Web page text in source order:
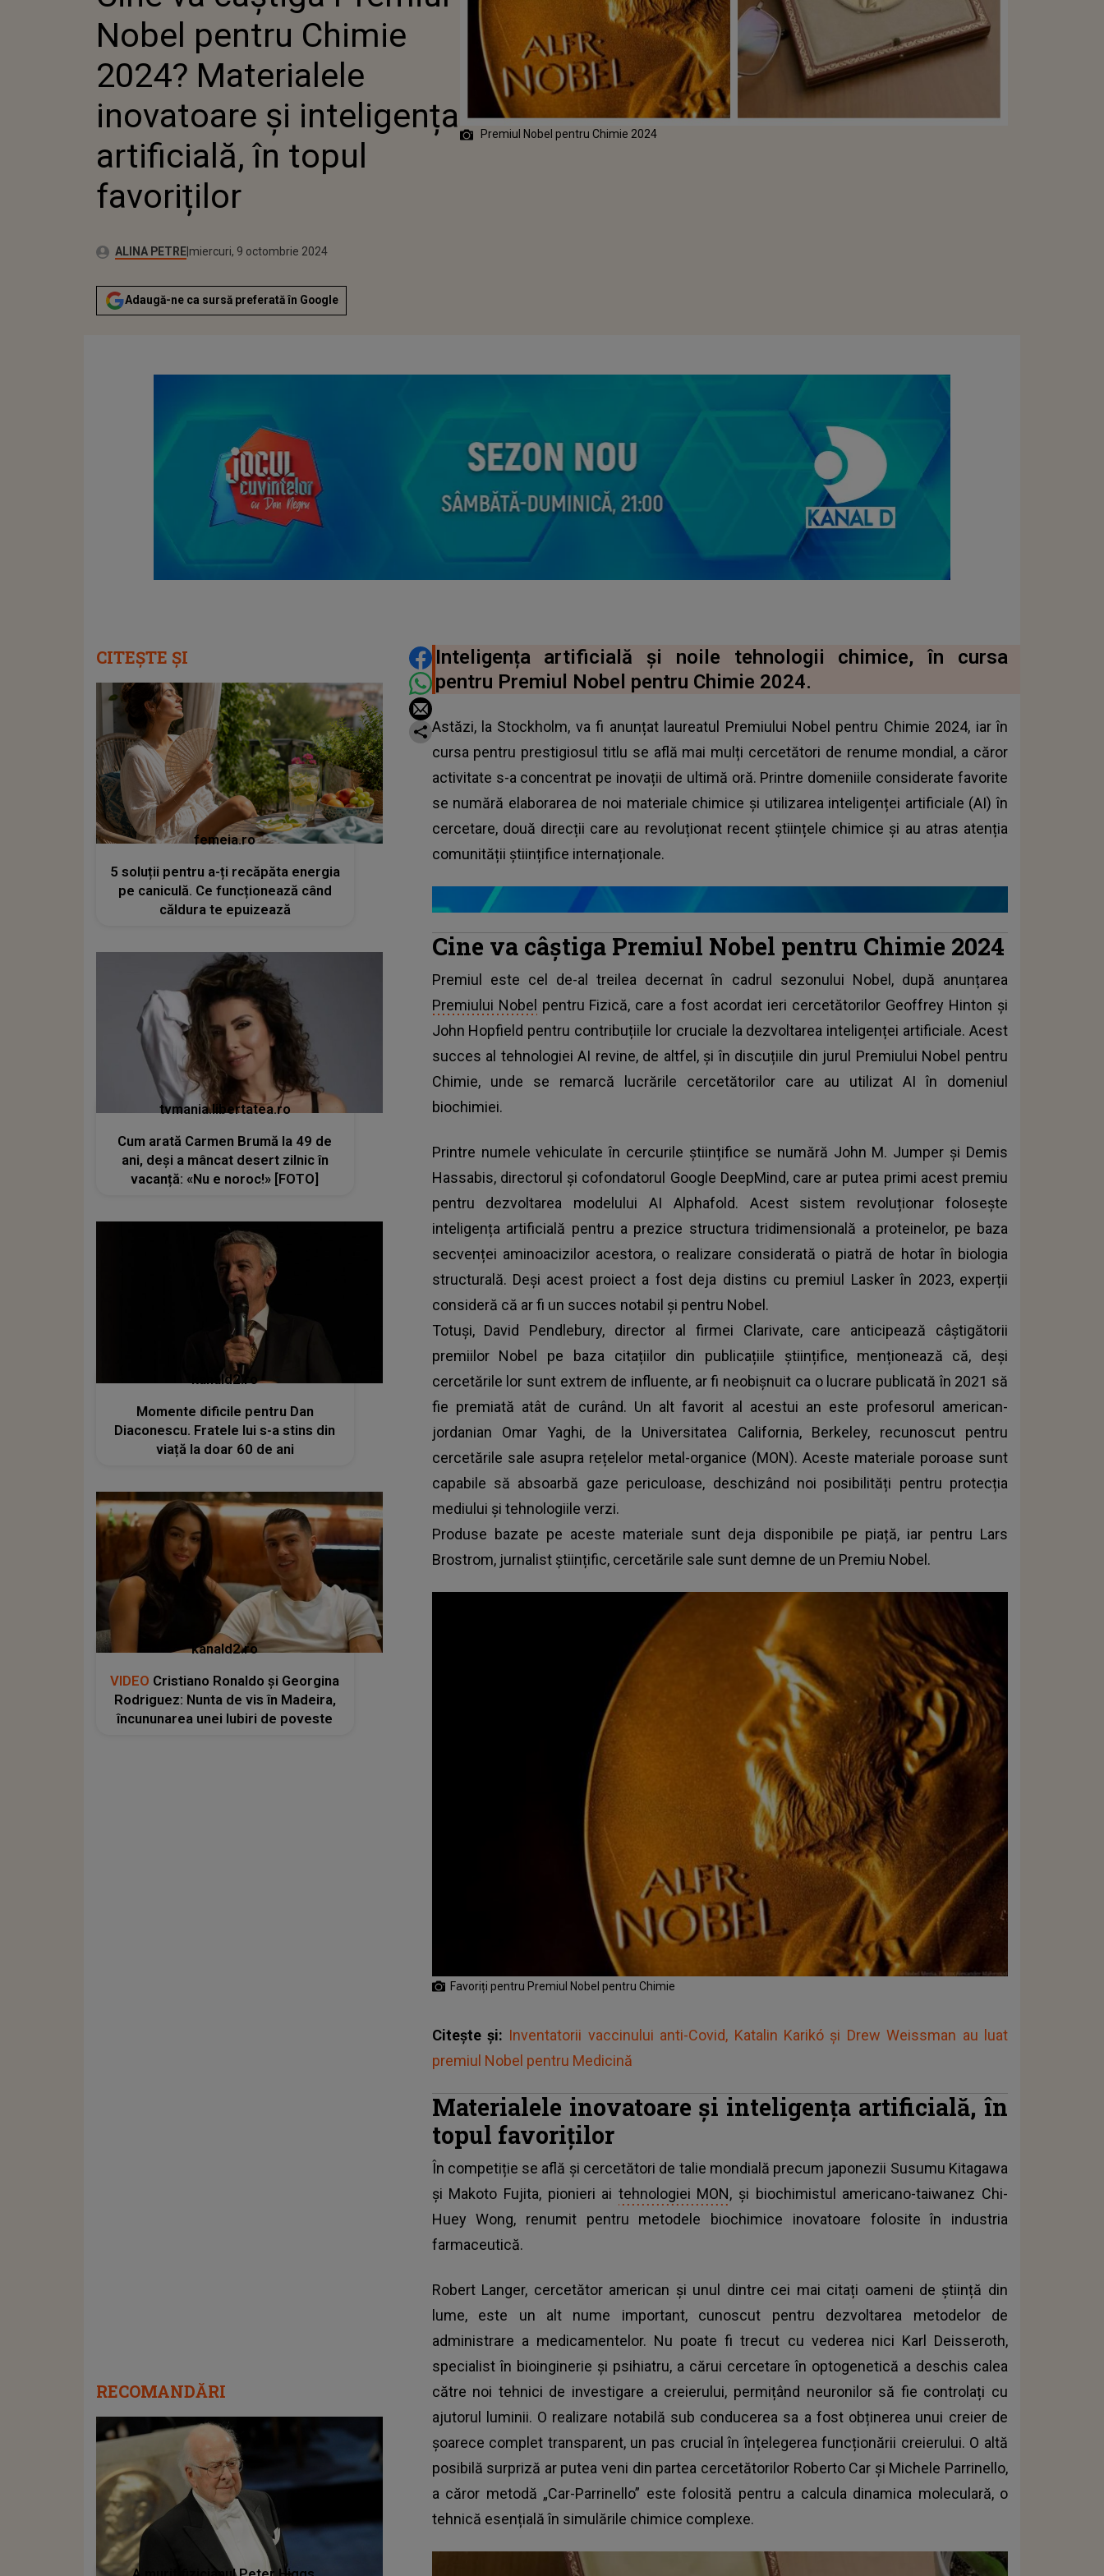
MATERIALELE
INOVATOARE ȘI
INTELIGENȚA
ARTIFICIALĂ, ÎN TOPUL
FAVORIȚILOR
Nobel pentru Chimie
2024? Materialele
inovatoare și inteligența
artificială, în topul
favoriților
Autor:ALINA PETREPublicat:
miercuri, 9 octombrie 2024
Actualizat:
miercuri, 9 octombrie 2024
Adaugă-ne ca sursă preferată în Google
Premiul Nobel pentru Chimie 2024
DISTRIBUIE ARTICOLUL
Inteligența artificială și noile tehnologii chimice, în cursa
pentru Premiul Nobel pentru Chimie 2024.
Astăzi, la Stockholm, va fi anunțat laureatul Premiului Nobel pentru Chimie 2024, iar în
cursa pentru prestigiosul titlu se află mai mulți cercetători de renume mondial, a căror
activitate s-a concentrat pe inovații de ultimă oră. Printre domeniile considerate favorite
se numără elaborarea de noi materiale chimice și utilizarea inteligenței artificiale (AI) în
cercetare, două direcții care au revoluționat recent științele chimice și au atras atenția
comunității științifice internaționale.
Cine va câștiga Premiul Nobel pentru Chimie 2024
Premiul este cel de-al treilea decernat în cadrul sezonului Nobel, după anunțarea
Premiului Nobel pentru Fizică, care a fost acordat ieri cercetătorilor Geoffrey Hinton și
John Hopfield pentru contribuțiile lor cruciale la dezvoltarea inteligenței artificiale. Acest
succes al tehnologiei AI revine, de altfel, și în discuțiile din jurul Premiului Nobel pentru
Chimie, unde se remarcă lucrările cercetătorilor care au utilizat AI în domeniul
biochimiei.
Printre numele vehiculate în cercurile științifice se numără John M. Jumper și Demis
Hassabis, directorul și cofondatorul Google DeepMind, care ar putea primi acest premiu
pentru dezvoltarea modelului AI Alphafold. Acest sistem revoluționar folosește
inteligența artificială pentru a prezice structura tridimensională a proteinelor, pe baza
secvenței aminoacizilor acestora, o realizare considerată o piatră de hotar în biologia
structurală. Deși acest proiect a fost deja distins cu premiul Lasker în 2023, experții
consideră că ar fi un succes notabil și pentru Nobel.
Totuși, David Pendlebury, director al firmei Clarivate, care anticipează câștigătorii
premiilor Nobel pe baza citațiilor din publicațiile științifice, menționează că, deși
cercetările lor sunt extrem de influente, ar fi neobișnuit ca o lucrare publicată în 2021 să
fie premiată atât de curând. Un alt favorit al acestui an este profesorul american-
jordanian Omar Yaghi, de la Universitatea California, Berkeley, recunoscut pentru
cercetările sale asupra rețelelor metal-organice (MON). Aceste materiale poroase sunt
capabile să absoarbă gaze periculoase, deschizând noi posibilități pentru protecția
mediului și tehnologiile verzi.
Produse bazate pe aceste materiale sunt deja disponibile pe piață, iar pentru Lars
Brostrom, jurnalist științific, cercetările sale sunt demne de un Premiu Nobel.
Favoriți pentru Premiul Nobel pentru Chimie
Citește și: Inventatorii vaccinului anti-Covid, Katalin Karikó şi Drew Weissman au luat
premiul Nobel pentru Medicină
Materialele inovatoare și inteligența artificială, în
topul favoriților
În competiție se află și cercetători de talie mondială precum japonezii Susumu Kitagawa
și Makoto Fujita, pionieri ai tehnologiei MON, și biochimistul americano-taiwanez Chi-
Huey Wong, renumit pentru metodele biochimice inovatoare folosite în industria
farmaceutică.
Robert Langer, cercetător american și unul dintre cei mai citați oameni de știință din
lume, este un alt nume important, cunoscut pentru dezvoltarea metodelor de
administrare a medicamentelor. Nu poate fi trecut cu vederea nici Karl Deisseroth,
specialist în bioinginerie și psihiatru, a cărui cercetare în optogenetică a deschis calea
către noi tehnici de investigare a creierului, permițând neuronilor să fie controlați cu
ajutorul luminii. O realizare notabilă sub conducerea sa a fost obținerea unui creier de
șoarece complet transparent, un pas crucial în înțelegerea funcționării creierului. O altă
posibilă surpriză ar putea veni din partea cercetătorilor Roberto Car și Michele Parrinello,
a căror metodă „Car-Parrinello” este folosită pentru a calcula dinamica moleculară, o
tehnică esențială în simulările chimice complexe.
CITEȘTE ȘI
femeia.ro
5 soluții pentru a-ți recăpăta energia
pe caniculă. Ce funcționează când
căldura te epuizează
tvmania.libertatea.ro
Cum arată Carmen Brumă la 49 de
ani, deși a mâncat desert zilnic în
vacanță: «Nu e noroc!» [FOTO]
kanald2.ro
Momente dificile pentru Dan
Diaconescu. Fratele lui s-a stins din
viață la doar 60 de ani
kanald2.ro
VIDEO Cristiano Ronaldo și Georgina
Rodriguez: Nunta de vis în Madeira,
încununarea unei Iubiri de poveste
RECOMANDĂRI